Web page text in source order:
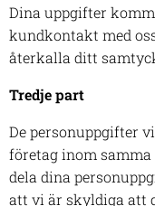
Dina uppgifter
kundkontakt med
återkalla ditt
Tredje part
De personuppgifter
företag inom
dela dina
att vi är skyldiga att